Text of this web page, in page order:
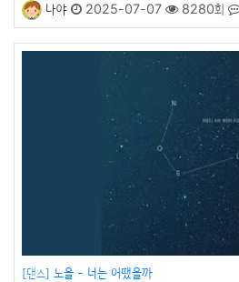
나야
2025-07-07 8280회
[댄스] 노을 - 너는 어땠을까